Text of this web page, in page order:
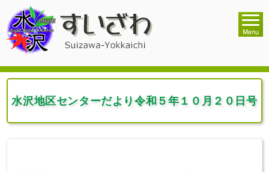
水沢地区センターだより令和５年１０月２０日号